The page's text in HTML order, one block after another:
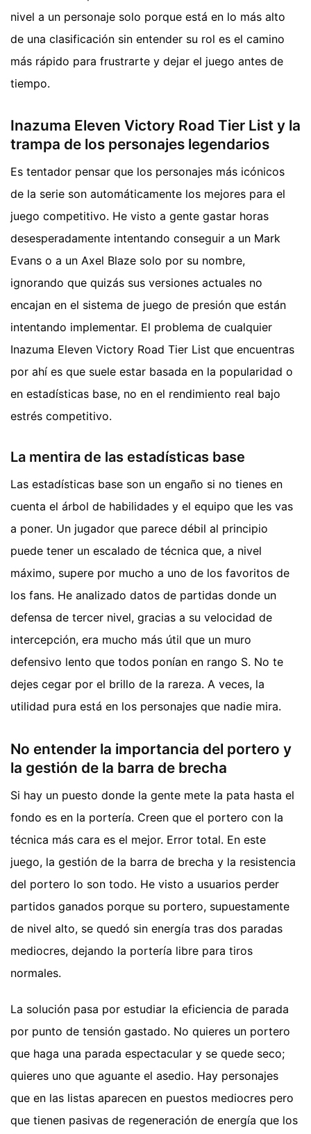
nivel a un personaje solo porque está en lo más alto
de una clasificación sin entender su rol es el camino
más rápido para frustrarte y dejar el juego antes de
tiempo.
Inazuma Eleven Victory Road Tier List y la
trampa de los personajes legendarios
Es tentador pensar que los personajes más icónicos
de la serie son automáticamente los mejores para el
juego competitivo. He visto a gente gastar horas
desesperadamente intentando conseguir a un Mark
Evans o a un Axel Blaze solo por su nombre,
ignorando que quizás sus versiones actuales no
encajan en el sistema de juego de presión que están
intentando implementar. El problema de cualquier
Inazuma Eleven Victory Road Tier List que encuentras
por ahí es que suele estar basada en la popularidad o
en estadísticas base, no en el rendimiento real bajo
estrés competitivo.
La mentira de las estadísticas base
Las estadísticas base son un engaño si no tienes en
cuenta el árbol de habilidades y el equipo que les vas
a poner. Un jugador que parece débil al principio
puede tener un escalado de técnica que, a nivel
máximo, supere por mucho a uno de los favoritos de
los fans. He analizado datos de partidas donde un
defensa de tercer nivel, gracias a su velocidad de
intercepción, era mucho más útil que un muro
defensivo lento que todos ponían en rango S. No te
dejes cegar por el brillo de la rareza. A veces, la
utilidad pura está en los personajes que nadie mira.
No entender la importancia del portero y
la gestión de la barra de brecha
Si hay un puesto donde la gente mete la pata hasta el
fondo es en la portería. Creen que el portero con la
técnica más cara es el mejor. Error total. En este
juego, la gestión de la barra de brecha y la resistencia
del portero lo son todo. He visto a usuarios perder
partidos ganados porque su portero, supuestamente
de nivel alto, se quedó sin energía tras dos paradas
mediocres, dejando la portería libre para tiros
normales.
La solución pasa por estudiar la eficiencia de parada
por punto de tensión gastado. No quieres un portero
que haga una parada espectacular y se quede seco;
quieres uno que aguante el asedio. Hay personajes
que en las listas aparecen en puestos mediocres pero
que tienen pasivas de regeneración de energía que los